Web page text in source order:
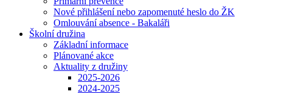
Nové přihlášení nebo zapomenuté heslo do ŽK
Omlouvání absence - Bakaláři
Školní družina
Základní informace
Plánované akce
Aktuality z družiny
2025-2026
2024-2025